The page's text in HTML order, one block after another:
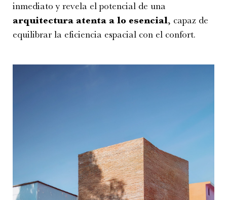
inmediato y revela el potencial de una
arquitectura atenta a lo esencial, capaz de
equilibrar la eficiencia espacial con el confort.